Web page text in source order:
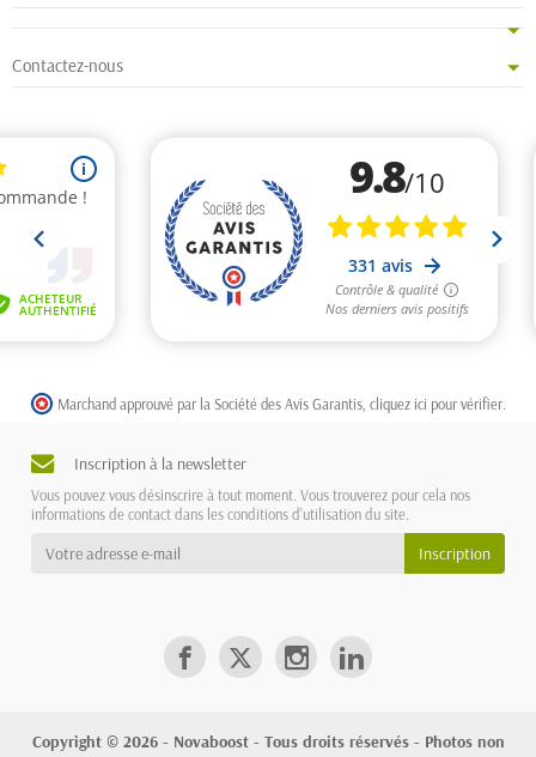
Contactez-nous
Marchand approuvé par la Société des Avis Garantis, cliquez ici pour vérifier
Inscription à la newsletter
Vous pouvez vous désinscrire à tout moment. Vous trouverez pour cela nos
informations de contact dans les conditions d'utilisation du site.
Copyright © 2026 - Novaboost - Tous droits réservés - Photos non